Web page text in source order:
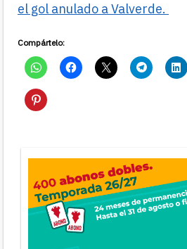
el gol anulado a Valverde.
Compártelo: